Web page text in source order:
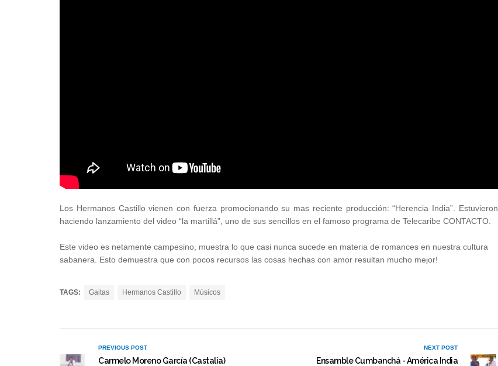
Los Hermanos Castillo vienen con fuerza promocionando su mas reciente producción: “Herencia India”. Estuvieron
haciendo lanzamiento del video “la martillá”, uno de sus sencillos en el famoso programa de Telecaribe CONTACTO.
Este video es netamente campesino, muestra lo que casi nunca sucede en materia de romances en nuestra cultura
sabanera. Esto demuestra que con pocos recursos las cosas hechas con amor resultan mucho mejor!
TAGS: Gaitas Hermanos Castillo Músicos
PREVIOUS POST
Carmelo Moreno García (Castalia)
NEXT POST
Ensamble Cumbanchá - América India